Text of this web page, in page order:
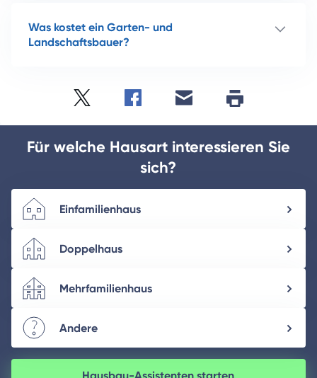
Was kostet ein Garten- und
Landschaftsbauer?
mail
drucken
Für welche Hausart interessieren Sie
sich?
Einfamilienhaus
Doppelhaus
Mehrfamilienhaus
Andere